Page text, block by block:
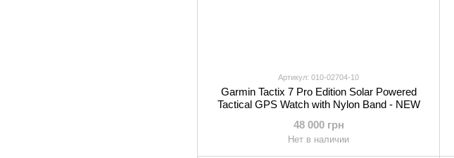
Артикул: 010-02704-10
Garmin Tactix 7 Pro Edition Solar Powered
Tactical GPS Watch with Nylon Band - NEW
48 000 грн
Нет в наличии